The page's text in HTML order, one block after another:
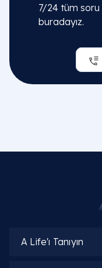
7/24 tüm soru
buradayız.
A Life'ı Tanıyın